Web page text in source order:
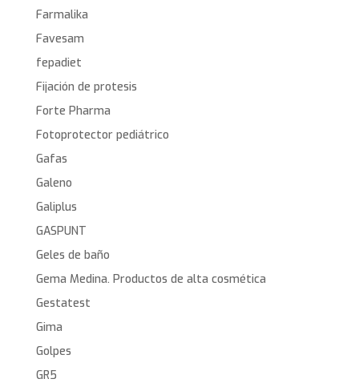
Farmalika
Favesam
fepadiet
Fijación de protesis
Forte Pharma
Fotoprotector pediátrico
Gafas
Galeno
Galiplus
GASPUNT
Geles de baño
Gema Medina. Productos de alta cosmética
Gestatest
Gima
Golpes
GR5